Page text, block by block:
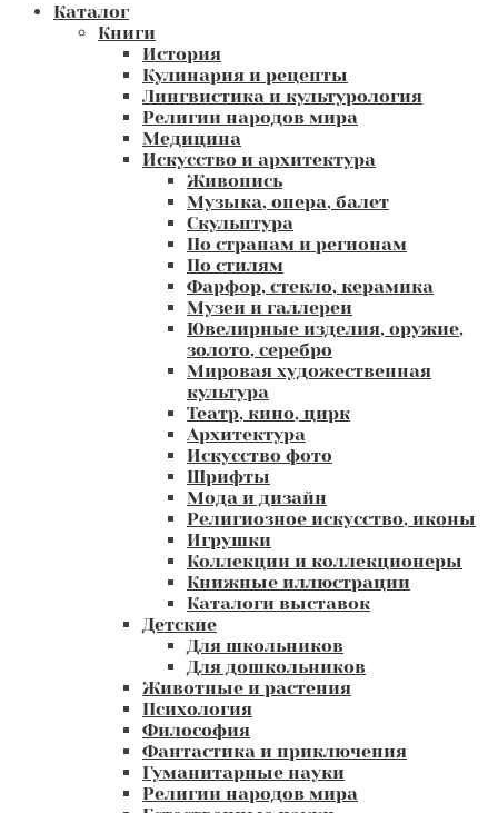
Каталог
Книги
История
Кулинария и рецепты
Лингвистика и культурология
Религии народов мира
Медицина
Искусство и архитектура
Живопись
Музыка, опера, балет
Скульптура
По странам и регионам
По стилям
Фарфор, стекло, керамика
Музеи и галлереи
Ювелирные изделия, оружие,
золото, серебро
Мировая художественная
культура
Театр, кино, цирк
Архитектура
Искусство фото
Шрифты
Мода и дизайн
Религиозное искусство, иконы
Игрушки
Коллекции и коллекционеры
Книжные иллюстрации
Каталоги выставок
Детские
Для школьников
Для дошкольников
Животные и растения
Психология
Философия
Фантастика и приключения
Гуманитарные науки
Религии народов мира